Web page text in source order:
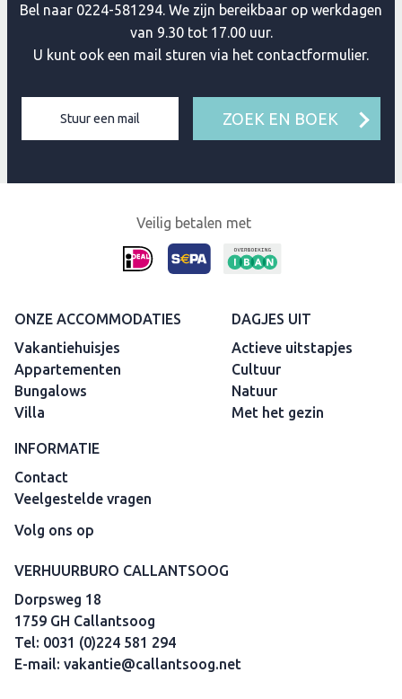
Bel naar 0224-581294. We zijn bereikbaar op werkdagen
van 9.30 tot 17.00 uur.
U kunt ook een mail sturen via het contactformulier.
Stuur een mail ZOEK EN BOEK
Veilig betalen met
ONZE ACCOMMODATIES
Vakantiehuisjes
Appartementen
Bungalows
Villa
DAGJES UIT
Actieve uitstapjes
Cultuur
Natuur
Met het gezin
INFORMATIE
Contact
Veelgestelde vragen
Volg ons op
VERHUURBURO CALLANTSOOG
Dorpsweg 18
1759 GH Callantsoog
Tel: 0031 (0)224 581 294
E-mail: vakantie@callantsoog.net